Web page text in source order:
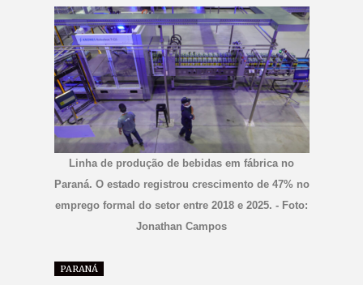
Linha de produção de bebidas em fábrica no
Paraná. O estado registrou crescimento de 47% no
emprego formal do setor entre 2018 e 2025. - Foto:
Jonathan Campos
PARANÁ